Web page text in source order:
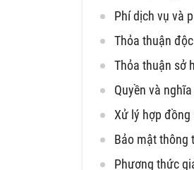
Phí dịch vụ và
Thỏa thuận
Thỏa thuận sở
Quyền và
Xử lý hợp
Bảo mật thông
Phương thức